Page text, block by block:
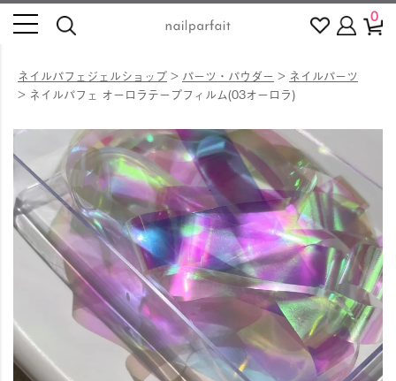
0
ネイルパフェジェルショップ パーツ・パウダー
ネイルパーツ
ネイルパフェ オーロラテープフィルム(03オーロラ)